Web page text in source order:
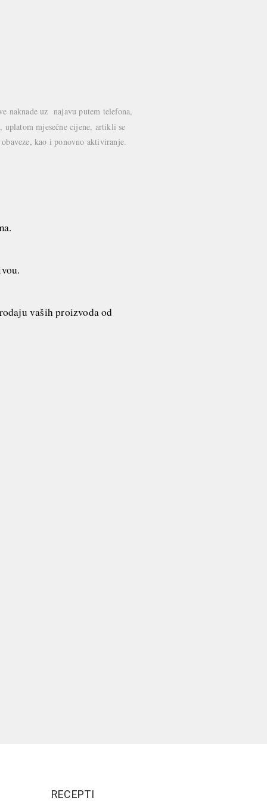
uz najavu putem telefona,
mjesečne cijene, artikli se
kao i ponovno aktiviranje.
vaših proizvoda od
RECEPTI